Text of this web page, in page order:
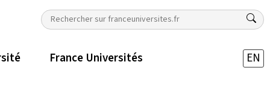
France Universités EN